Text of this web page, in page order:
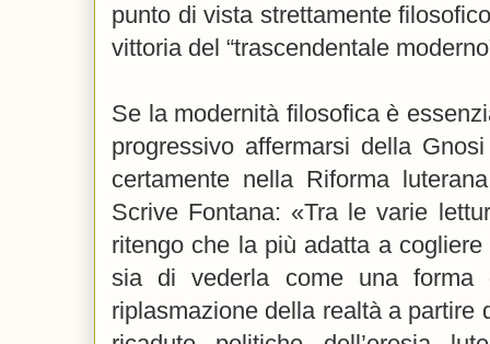
punto di vista strettamente
vittoria del “trascendentale
Se la modernità filosofica è
progressivo affermarsi della
certamente nella Riforma
Scrive Fontana: «Tra le varie
ritengo che la più adatta a cogliere
sia di vederla come una
riplasmazione della realtà a partire